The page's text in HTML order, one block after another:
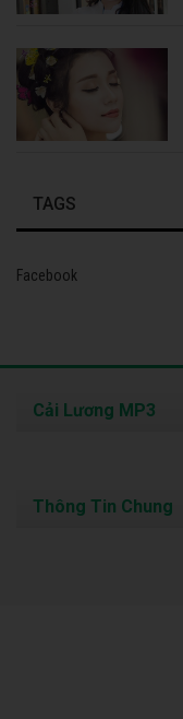
TAGS
Facebook
Cải Lương MP3
Thông Tin Chung